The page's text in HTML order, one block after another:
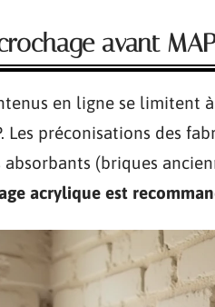
avant
en ligne se limitent
Les préconisations des
(briques
acrylique est